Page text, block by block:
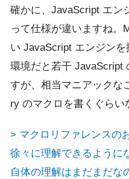
確かに、JavaScript エン
って仕様が違いますね。
い JavaScript エンジン
環境だと若干 JavaScript
すが、相当マニアックな
ry のマクロを書くぐらい
> マクロリファレンスの
徐々に理解できるように
自体の理解はまだまだな